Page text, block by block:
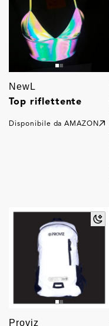
NewL
Top riflettente
Disponibile da AMAZON
Proviz